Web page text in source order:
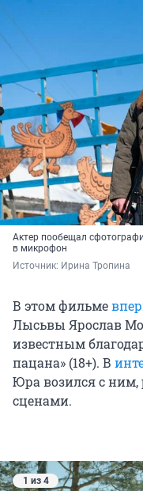
Актер пообещал
в микрофон
Источник: Ирина Тропина
В этом фильме
Лысьвы Ярослав
известным
пацана» (18+). В
Юра возился с
сценами.
1 из 4